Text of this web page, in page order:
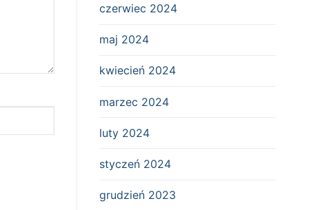
czerwiec 2024
maj 2024
kwiecień 2024
marzec 2024
luty 2024
styczeń 2024
grudzień 2023